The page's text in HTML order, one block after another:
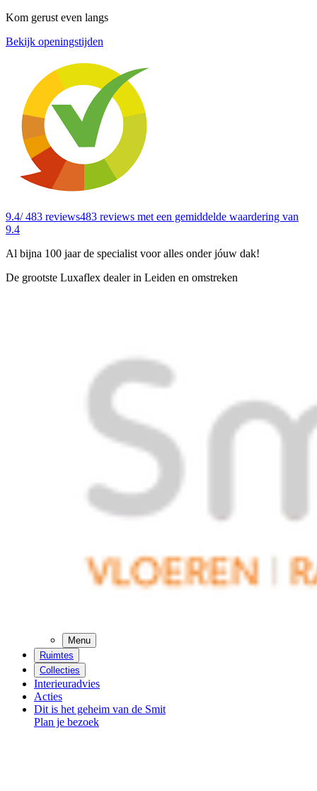
Kom gerust even langs
Bekijk openingstijden
9.4/ 483 reviews483 reviews met een gemiddelde waardering van
9.4
Al bijna 100 jaar de specialist voor alles onder jóuw dak!
De grootste Luxaflex dealer in Leiden en omstreken
Menu
Ruimtes
Collecties
Interieuradvies
Acties
Dit is het geheim van de Smit
Plan je bezoek